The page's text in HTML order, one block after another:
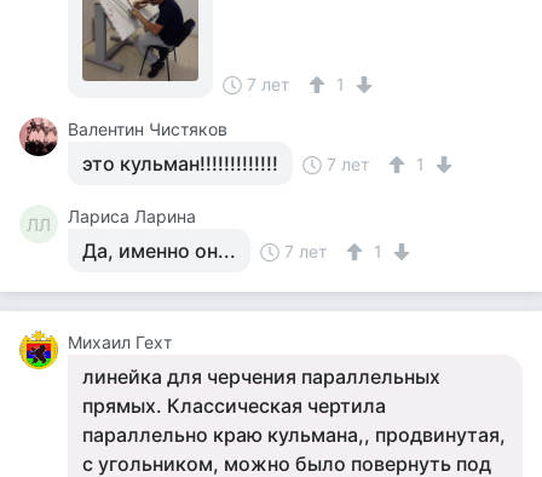
7 лет 1
Валентин Чистяков
это кульман!!!!!!!!!!!!! 7 лет 1
ЛЛ Лариса Ларина
Да, именно он... 7 лет 1
Михаил Гехт
линейка для черчения параллельных
прямых. Классическая чертила
параллельно краю кульмана,, продвинутая,
с угольником, можно было повернуть под